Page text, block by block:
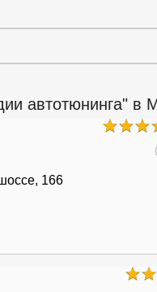
автотюнинга" в
166